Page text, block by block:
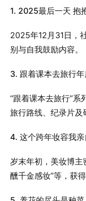
1. 2025最后一天 抱
2025年12月31日，
别与自我鼓励内容。
3. 跟着课本去旅行
“跟着课本去旅行”
旅行路线、纪录片及
4. 这个跨年妆容我
岁末年初，美妆博主
醺千金感妆”等，获